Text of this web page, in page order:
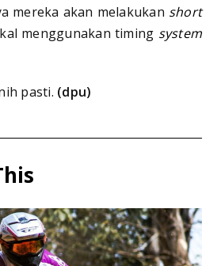
mereka akan melakukan short
menggunakan timing system
pasti. (dpu)